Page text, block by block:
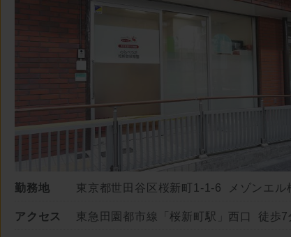
勤務地 東京都世田谷区桜新町1-1-6 メゾンエル
アクセス 東急田園都市線「桜新町駅」西口 徒歩7